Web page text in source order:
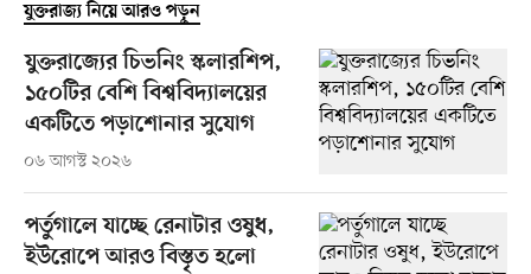
যুক্তরাজ্য নিয়ে আরও পড়ুন
যুক্তরাজ্যের চিভনিং স্কলারশিপ,
১৫০টির বেশি বিশ্ববিদ্যালয়ের
একটিতে পড়াশোনার সুযোগ
০৬ আগস্ট ২০২৬
পর্তুগালে যাচ্ছে রেনাটার ওষুধ,
ইউরোপে আরও বিস্তৃত হলো